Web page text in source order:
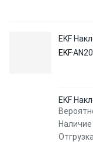
EKF
EKF
EKF
Наличие
Отгрузка